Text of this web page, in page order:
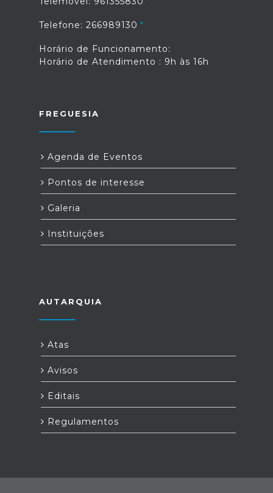
Telefone: 266989130
Horário de Funcionamento:
Horário de Atendimento : 9h às 16h
FREGUESIA
Agenda de Eventos
Pontos de interesse
Galeria
Instituições
AUTARQUIA
Atas
Avisos
Editais
Regulamentos